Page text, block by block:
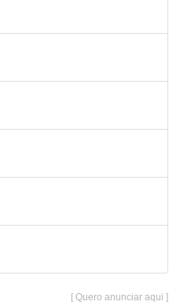
[ Quero anunciar aqui ]